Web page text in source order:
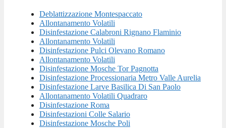
Deblattizzazione Montespaccato
Allontanamento Volatili
Disinfestazione Calabroni Rignano Flaminio
Allontanamento Volatili
Disinfestazione Pulci Olevano Romano
Allontanamento Volatili
Disinfestazione Mosche Tor Pagnotta
Disinfestazione Processionaria Metro Valle Aurelia
Disinfestazione Larve Basilica Di San Paolo
Allontanamento Volatili Quadraro
Disinfestazione Roma
Disinfestazioni Colle Salario
Disinfestazione Mosche Poli